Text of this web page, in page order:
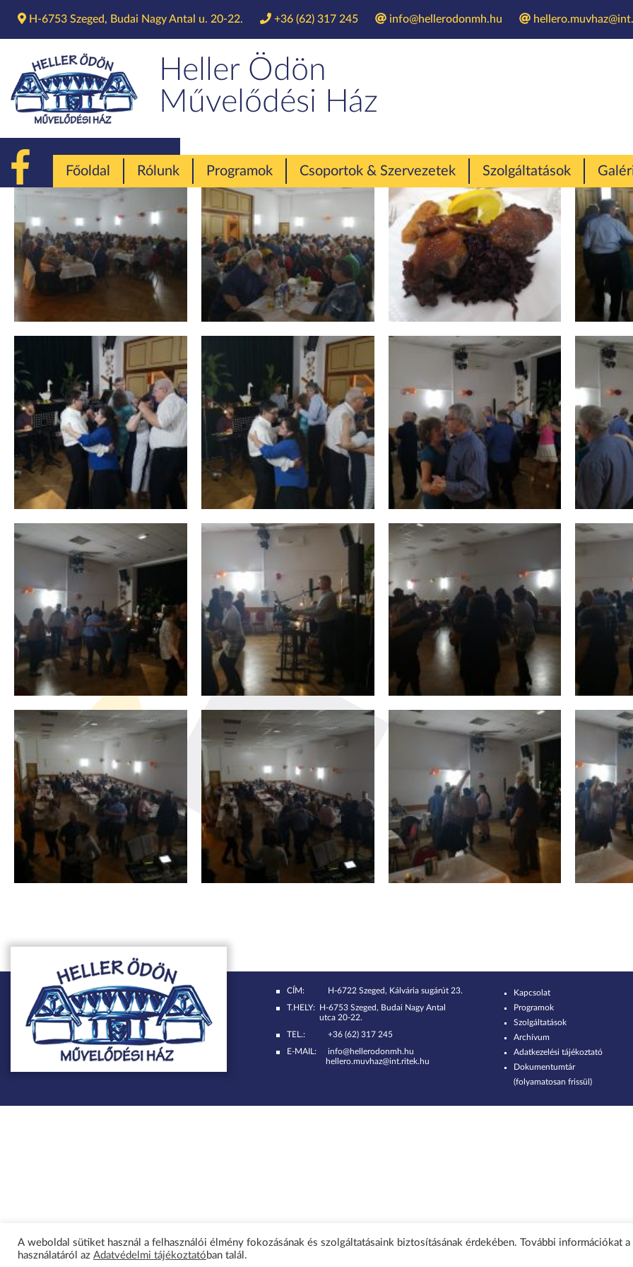
H-6753 Szeged, Budai Nagy Antal u. 20-22. +36 (62) 317 245 info@hellerodonmh.hu
Heller Ödön
Művelődési Ház
Főoldal Rólunk Programok Csoportok & Szervezetek Szolgáltatások
CÍM:
H-6722 Szeged, Kálvária sugárút 23.
T.HELY: H-6753 Szeged, Budai Nagy Antal
utca 20-22.
TEL.:
+36 (62) 317 245
E-MAIL:
info@hellerodonmh.hu
hellero.muvhaz@int.ritek.hu
Kapcsolat
Programok
Szolgáltatások
Archívum
Adatkezelési tájékoztató
Dokumentumtár
(folyamatosan frissül)
A weboldal sütiket használ a felhasználói élmény fokozásának és szolgáltatásaink biztosításának érdekében. További információkat
használatáról az Adatvédelmi tájékoztató ban talál.